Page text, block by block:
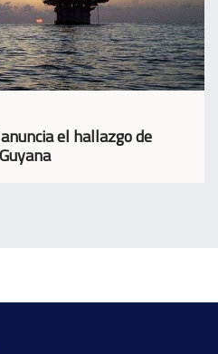
el hallazgo de